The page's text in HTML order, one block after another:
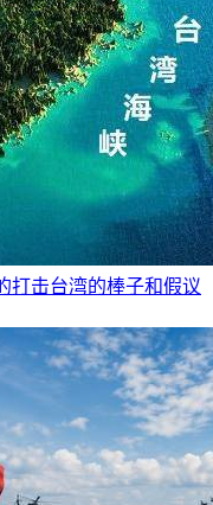
打击台湾的棒子和假议